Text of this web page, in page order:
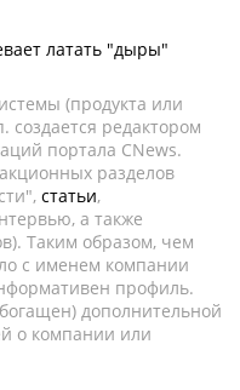
латать "дыры"
(продукта или
создается редактором
портала CNews.
разделов
статьи,
а также
Таким образом, чем
с именем компании
профиль.
дополнительной
о компании или